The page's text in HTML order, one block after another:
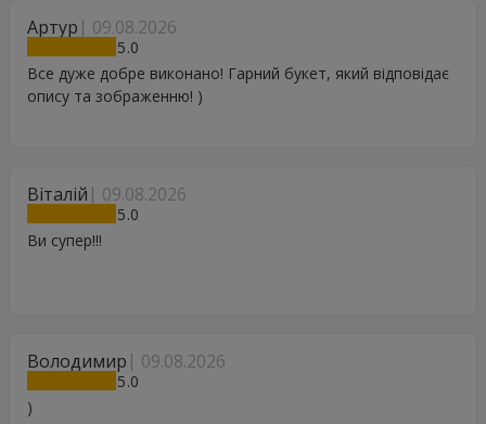
Артур 09.08.2026
5
Все дуже добре виконано! Гарний букет, який відповідає
опису та зображенню! )
Віталій 09.08.2026
5
Ви супер!!!
Володимир 09.08.2026
5
)